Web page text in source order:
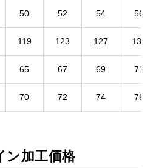
50 52 54 56
119 123 127 131
65 67 69 71
70 72 74 76
ン加工価格